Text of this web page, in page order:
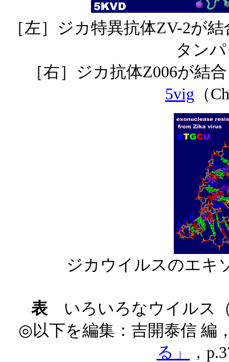
［左］ジカ特異抗体ZV-2が
タン
［右］ジカ抗体Z006が結
5vig （
ジカウイルスのエキ
表 いろいろなウイルス
◎以下を編集：吉開泰信 編
る」
，